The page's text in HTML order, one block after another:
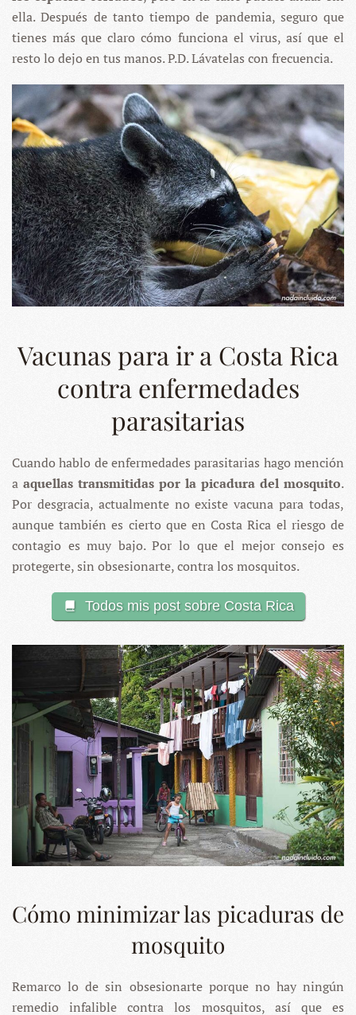
ella. Después de tanto tiempo de pandemia, seguro que
tienes más que claro cómo funciona el virus, así que el
resto lo dejo en tus manos. P.D. Lávatelas con frecuencia.
Vacunas para ir a Costa Rica
contra enfermedades
parasitarias
Cuando hablo de enfermedades parasitarias hago mención
a aquellas transmitidas por la picadura del mosquito.
Por desgracia, actualmente no existe vacuna para todas,
aunque también es cierto que en Costa Rica el riesgo de
contagio es muy bajo. Por lo que el mejor consejo es
protegerte, sin obsesionarte, contra los mosquitos.
Todos mis post sobre Costa Rica
Cómo minimizar las picaduras de
mosquito
Remarco lo de sin obsesionarte porque no hay ningún
remedio infalible contra los mosquitos, así que es